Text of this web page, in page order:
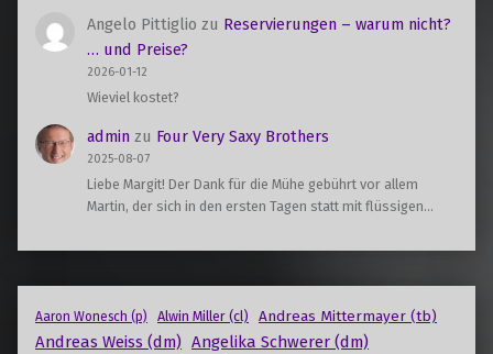
Angelo Pittiglio zu Reservierungen – warum nicht?
… und Preise?
2026-01-12
Wieviel kostet?
admin zu Four Very Saxy Brothers
2025-08-07
Liebe Margit! Der Dank für die Mühe gebührt vor allem
Martin, der sich in den ersten Tagen statt mit flüssigen…
Aaron Wonesch (p) Alwin Miller (cl) Andreas Mittermayer (tb)
Andreas Weiss (dm) Angelika Schwerer (dm)